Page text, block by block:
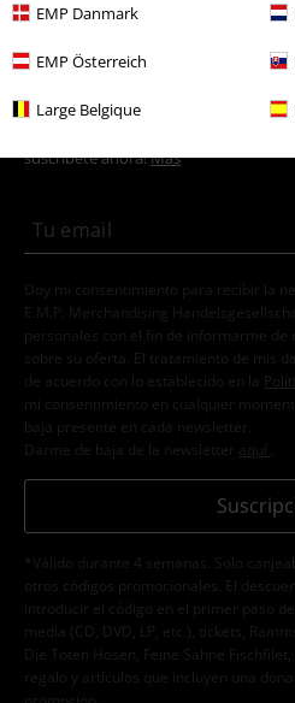
EMP Danmark
EMP Österreich
Large Belgique
E-mail Newsletter
suscríbete ahora!Más
Doy mi consentimiento para recibir la
E.M.P. Merchandising
personales con el fin de informarme de
sobre su oferta. El tratamiento de mis
de acuerdo con lo establecido en la
mi consentimiento en cualquier
baja presente en cada newsletter.
Darme de baja de la newsletter
aquí
*Válido durante 4 semanas. Solo
otros códigos promocionales. El
introducir el código en el primer paso
media (CD, DVD, LP, etc.), tickets,
Die Toten Hosen, Feine Sahne
regalo y artículos que incluyen una